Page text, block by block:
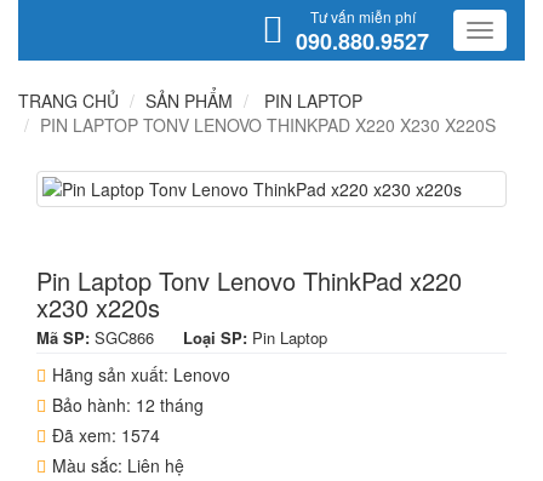
Tư vấn miễn phí
090.880.9527
TRANG CHỦ SẢN PHẨM
PIN LAPTOP
PIN LAPTOP TONV LENOVO THINKPAD X220 X230 X220S
Pin Laptop Tonv Lenovo ThinkPad x220
x230 x220s
Mã SP: SGC866 Loại SP: Pin Laptop
Hãng sản xuất: Lenovo
Bảo hành: 12 tháng
Đã xem: 1574
Màu sắc: Liên hệ